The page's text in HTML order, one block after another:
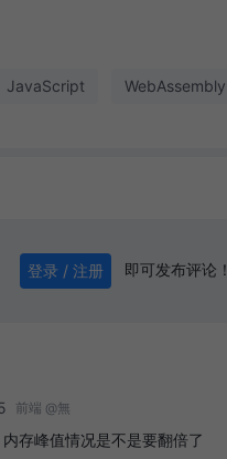
JavaScript WebAssembly
登录 / 注册 即可发布评论！
前端 @無
存峰值情况是不是要翻倍了